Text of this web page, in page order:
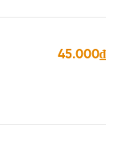
45.000₫